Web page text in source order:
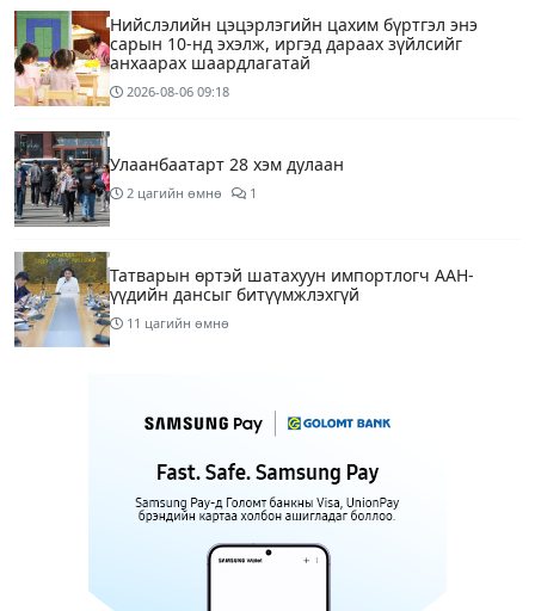
Нийслэлийн цэцэрлэгийн цахим бүртгэл энэ
сарын 10-нд эхэлж, иргэд дараах зүйлсийг
анхаарах шаардлагатай
2026-08-06 09:18
Улаанбаатарт 28 хэм дулаан
2 цагийн өмнө 1
Татварын өртэй шатахуун импортлогч ААН-
үүдийн дансыг битүүмжлэхгүй
11 цагийн өмнө
үүлтэй
Шатахууны хомсдолтой холбогдуулан онцын
шаардлагагүй бол Монгол Улсад аялахгүй байхыг
АНУ-ын ЭСЯ-наас зөвлөжээ